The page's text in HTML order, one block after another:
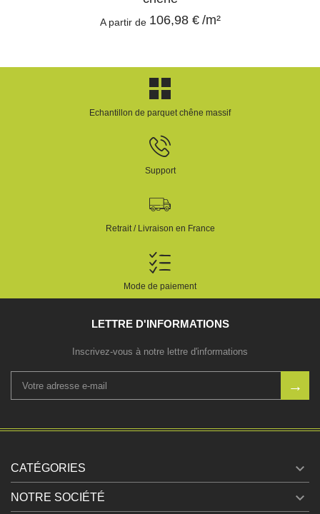
A partir de 106,98 € /m²
Echantillon de parquet chêne massif
Support
Retrait / Livraison en France
Mode de paiement
LETTRE D'INFORMATIONS
Inscrivez-vous à notre lettre d'informations
CATÉGORIES 
NOTRE SOCIÉTÉ 